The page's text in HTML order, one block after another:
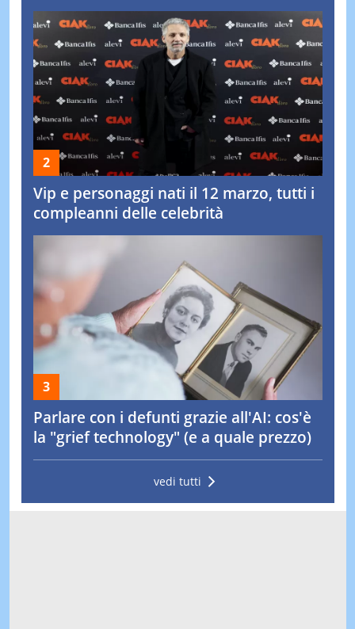
Vip e personaggi nati il 12 marzo, tutti i
compleanni delle celebrità
Parlare con i defunti grazie all'AI: cos'è
la "grief technology" (e a quale prezzo)
vedi tutti